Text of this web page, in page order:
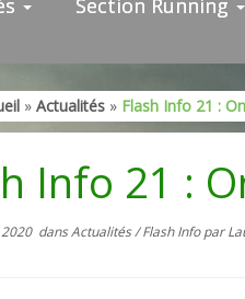
Section Running
» Actualités » Flash Info 21 :
Info 21 :
dansActualités/Flash Infopar